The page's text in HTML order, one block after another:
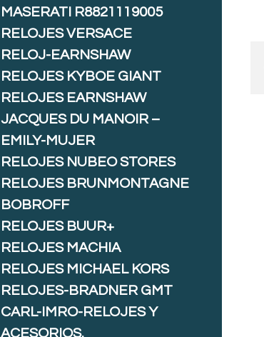
MASERATI R8821119005
RELOJES VERSACE
RELOJ-EARNSHAW
RELOJES KYBOE GIANT
RELOJES EARNSHAW
JACQUES DU MANOIR –
EMILY-MUJER
RELOJES NUBEO STORES
RELOJES BRUNMONTAGNE
BOBROFF
RELOJES BUUR+
RELOJES MACHIA
RELOJES MICHAEL KORS
RELOJES-BRADNER GMT
CARL-IMRO-RELOJES Y
ACESORIOS.